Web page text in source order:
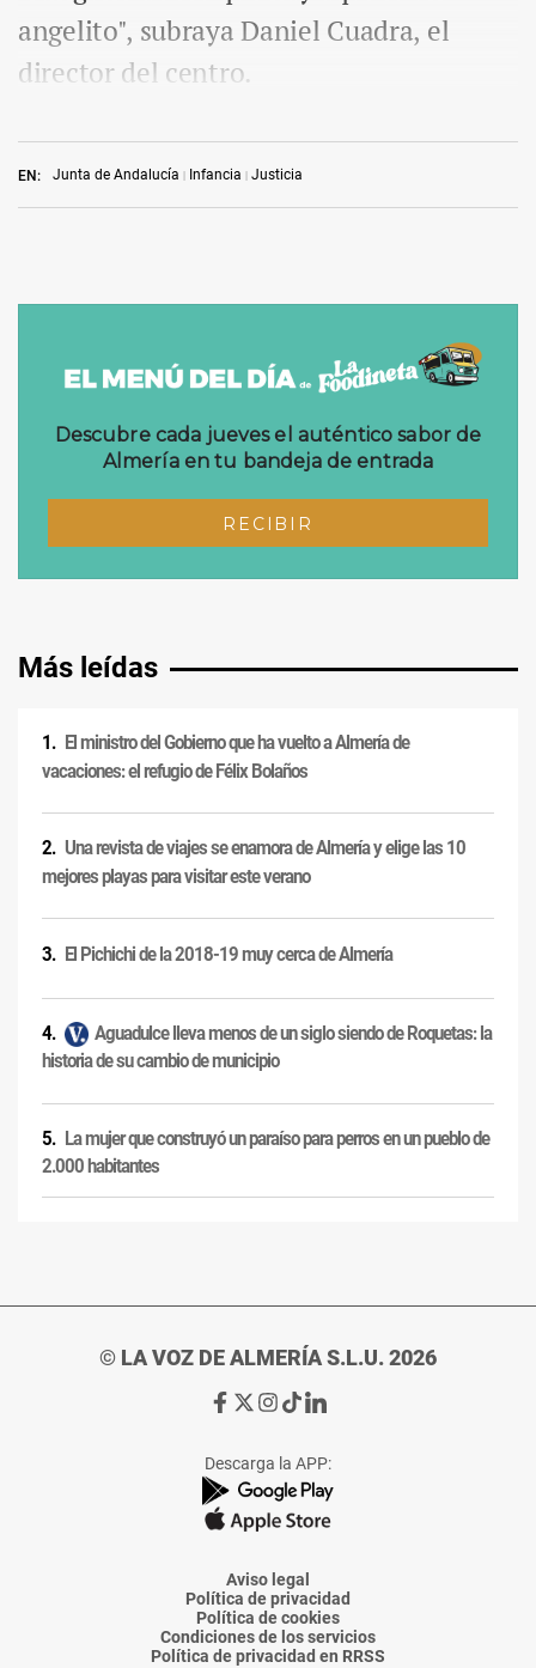
EN: Junta de Andalucía Infancia Justicia
angelito", subraya Daniel Cuadra, el
director del centro.
Más leídas
El ministro del Gobierno que ha vuelto a Almería de
vacaciones: el refugio de Félix Bolaños
Una revista de viajes se enamora de Almería y elige las 10
mejores playas para visitar este verano
El Pichichi de la 2018-19 muy cerca de Almería
Aguadulce lleva menos de un siglo siendo de Roquetas: la
historia de su cambio de municipio
La mujer que construyó un paraíso para perros en un pueblo de
2.000 habitantes
© LA VOZ DE ALMERÍA S.L.U. 2026
Ir
de
La
Voz
Almería
Ir
de
La
Voz
Almería
Ir
de
La
Voz
Almería
Ir
de
La
Voz
Almería
Ir
de
La
Voz
Descarga la APP:
Aviso legal
Política de privacidad
Política de cookies
Condiciones de los servicios
Política de privacidad en RRSS